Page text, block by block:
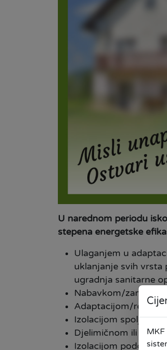
U narednom periodu
stepena energetske
Ulaganjem u
uklanjanje svih vrsta
ugradnja sanitarne
Nabavkom/
Adaptacijom/
Izolacijom spoljnih
Djelimičnom ili
Izolacijom podova;